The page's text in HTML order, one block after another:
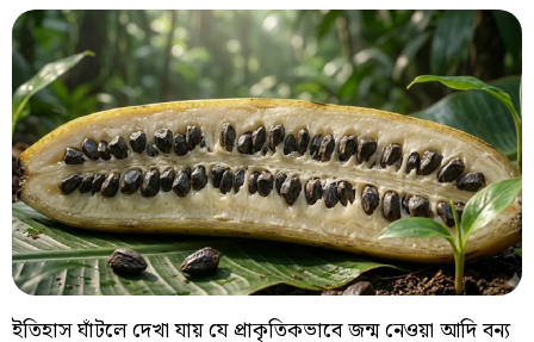
ইতিহাস ঘাঁটলে দেখা যায় যে প্রাকৃতিকভাবে জন্ম নেওয়া আদি বন্য